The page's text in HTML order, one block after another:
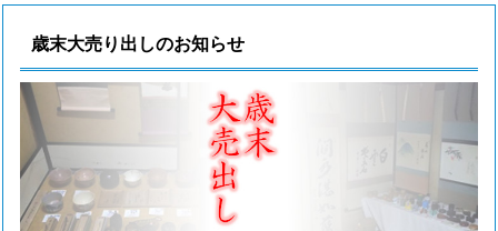
歳末大売り出しのお知らせ